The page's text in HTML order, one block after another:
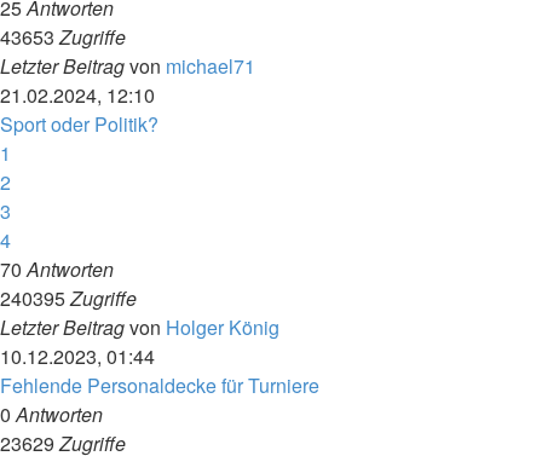
25Antworten
43653Zugriffe
Letzter Beitragvon michael71
21.02.2024, 12:10
Sport oder Politik?
1
2
3
4
70Antworten
240395Zugriffe
Letzter Beitragvon Holger König
10.12.2023, 01:44
Fehlende Personaldecke für Turniere
0Antworten
23629Zugriffe